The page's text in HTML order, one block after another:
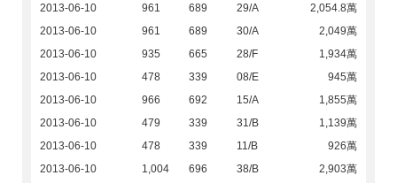
2013-06-10
961 689 29/A
2,054.8萬
2013-06-10
961 689 30/A
2,049萬
2013-06-10
935 665 28/F
1,934萬
2013-06-10
478 339 08/E
945萬
2013-06-10
966 692 15/A
1,855萬
2013-06-10
479 339 31/B
1,139萬
2013-06-10
478 339 11/B
926萬
2013-06-10
1,004 696 38/B
2,903萬